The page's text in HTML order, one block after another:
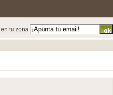
tu zona